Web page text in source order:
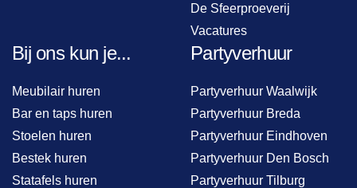
De Sfeerproeverij
Vacatures
Bij ons kun je...
Meubilair huren
Bar en taps huren
Stoelen huren
Bestek huren
Statafels huren
Partyverhuur
Partyverhuur Waalwijk
Partyverhuur Breda
Partyverhuur Eindhoven
Partyverhuur Den Bosch
Partyverhuur Tilburg